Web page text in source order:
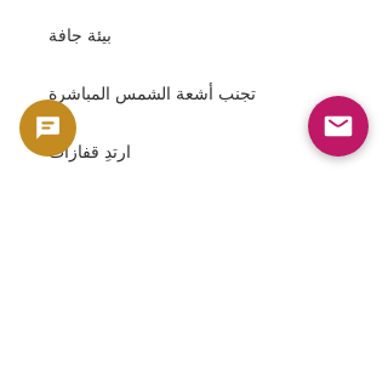
بيئة جافة
تجنب أشعة الشمس المباشرة
ارتدِ قفازات